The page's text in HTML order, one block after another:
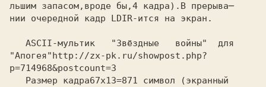
льшим запасом,вроде бы,4 кадра).В прерыва─
нии очередной кадр LDIR-ится на экран.
"Апогея"
p=714968&postcount=3
   Размер кадра